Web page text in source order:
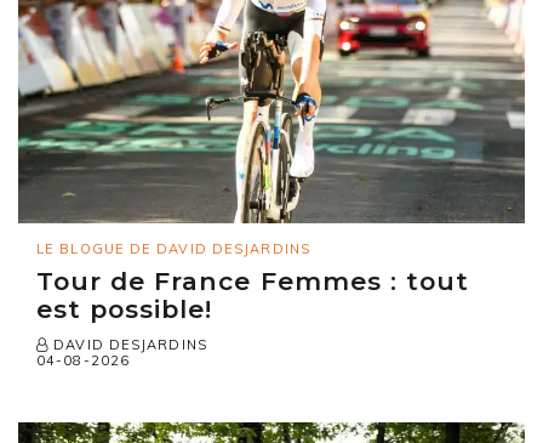
LE BLOGUE DE DAVID DESJARDINS
Tour de France Femmes : tout
est possible!
DAVID DESJARDINS
04-08-2026